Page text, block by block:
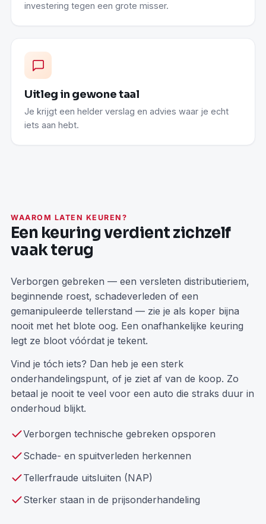
investering tegen een grote misser.
Uitleg in gewone taal
Je krijgt een helder verslag en advies waar je echt
iets aan hebt.
WAAROM LATEN KEUREN?
Een keuring verdient zichzelf
vaak terug
Verborgen gebreken — een versleten distributieriem,
beginnende roest, schadeverleden of een
gemanipuleerde tellerstand — zie je als koper bijna
nooit met het blote oog. Een onafhankelijke keuring
legt ze bloot vóórdat je tekent.
Vind je tóch iets? Dan heb je een sterk
onderhandelingspunt, of je ziet af van de koop. Zo
betaal je nooit te veel voor een auto die straks duur in
onderhoud blijkt.
Verborgen technische gebreken opsporen
Schade- en spuitverleden herkennen
Tellerfraude uitsluiten (NAP)
Sterker staan in de prijsonderhandeling